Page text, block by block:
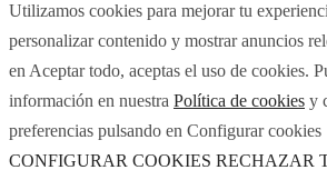
Utilizamos cookies para mejorar tu
personalizar contenido y mostrar anuncios
en Aceptar todo, aceptas el uso de cookies.
información en nuestra Política de cookies y
preferencias pulsando en Configurar cookies
CONFIGURAR COOKIES RECHAZAR